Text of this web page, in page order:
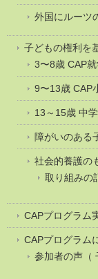
外国にルーツ
子どもの権利を
3〜8歳 CAP
9〜13歳 CAP
13～15歳 中
障がいのある
社会的養護の
取り組みの
CAPプログラム
CAPプログラム
参加者の声（